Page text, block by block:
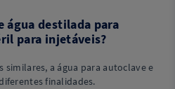
água destilada para
para injetáveis?
similares, a água para autoclave e
finalidades.